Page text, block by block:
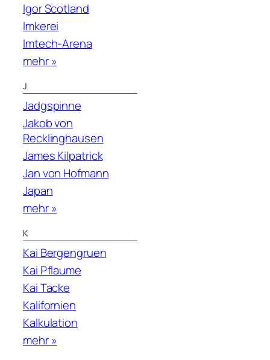
Igor Scotland
Imkerei
Imtech-Arena
mehr »
J
Jadgspinne
Jakob von
Recklinghausen
James Kilpatrick
Jan von Hofmann
Japan
mehr »
K
Kai Bergengruen
Kai Pflaume
Kai Tacke
Kalifornien
Kalkulation
mehr »